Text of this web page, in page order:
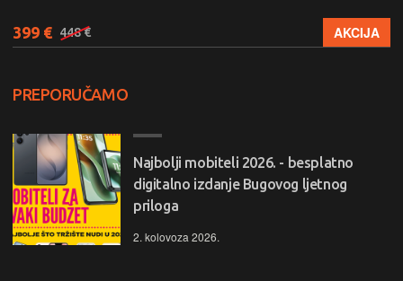
399 € 448 € AKCIJA
PREPORUČAMO
Najbolji mobiteli 2026. - besplatno
digitalno izdanje Bugovog ljetnog
priloga
2. kolovoza 2026.